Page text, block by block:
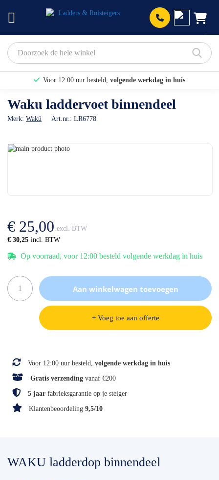
Voor 12:00 uur besteld, volgende werkdag in huis
Bekijk hier onze Actiepagina
Binnen 1 dag een
Waku laddervoet binnendeel
Merk: Wakü Art.nr.: LR6778
Ga
gallerij
€ 30,25
€ 25,00
Op voorraad, voor 12:00 besteld volgende werkdag in huis
Aan winkelwagen toevoegen
+ Voeg toe aan offerte
Voor 12:00 uur besteld, volgende werkdag in huis
Gratis verzending vanaf €200
5 jaar fabrieksgarantie op je steiger
Klantenbeoordeling 9,5/10
WAKU ladderdop binnendeel